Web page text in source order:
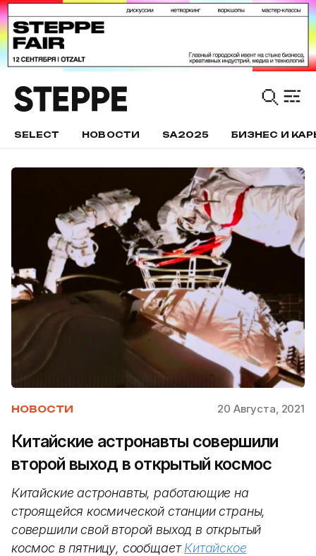
SELECT НОВОСТИ SA2025 БИЗНЕС И
НОВОСТИ 20 Августа, 2021
Китайские астронавты совершили
второй выход в открытый космос
Китайские астронавты, работающие на
строящейся космической станции страны,
совершили свой второй выход в открытый
космос в пятницу, сообщаетКитайское